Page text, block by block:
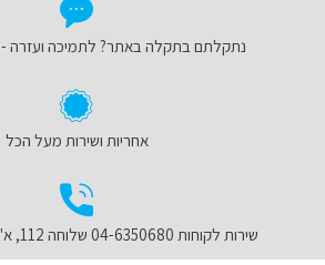
נתקלתם בתקלה באתר? לתמיכה ועזרה - 050-2120205
אחריות ושירות מעל הכל
שירות לקוחות 04-6350680 שלוחה 112, א'-ה', 16:00-08:00